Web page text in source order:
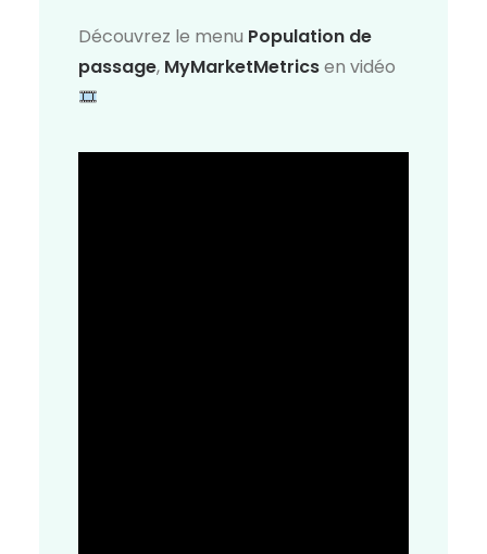
Découvrez le menu Population de
passage, MyMarketMetricsen vidéo